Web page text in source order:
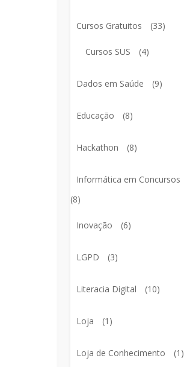
Cursos Gratuitos (33)
Cursos SUS (4)
Dados em Saúde (9)
Educação (8)
Hackathon (8)
Informática em Concursos
(8)
Inovação (6)
LGPD (3)
Literacia Digital (10)
Loja (1)
Loja de Conhecimento (1)